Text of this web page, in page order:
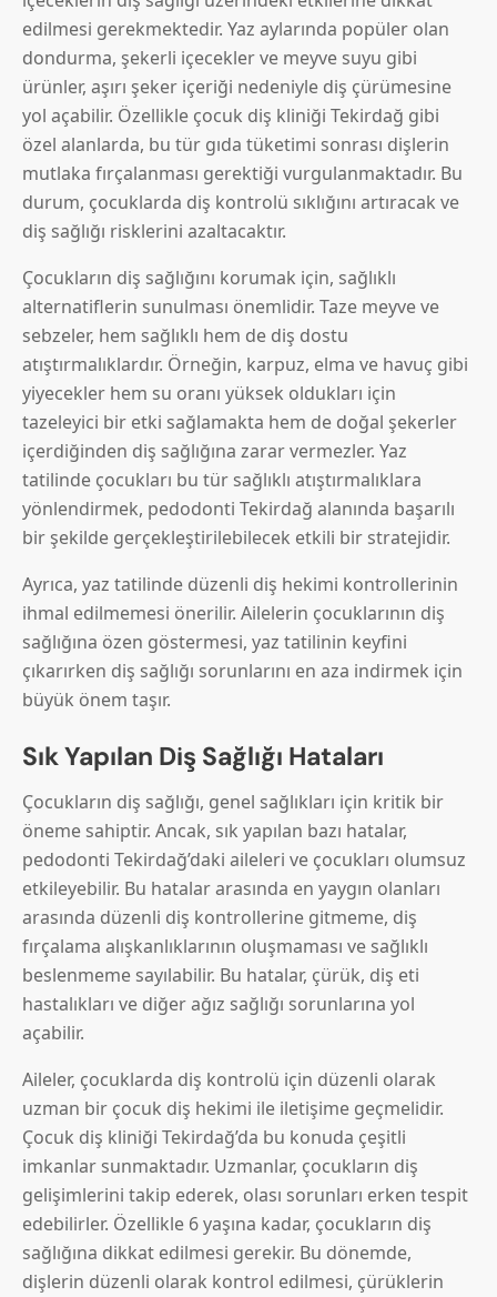
edilmesi gerekmektedir. Yaz aylarında popüler olan
dondurma, şekerli içecekler ve meyve suyu gibi
ürünler, aşırı şeker içeriği nedeniyle diş çürümesine
yol açabilir. Özellikle çocuk diş kliniği Tekirdağ gibi
özel alanlarda, bu tür gıda tüketimi sonrası dişlerin
mutlaka fırçalanması gerektiği vurgulanmaktadır. Bu
durum, çocuklarda diş kontrolü sıklığını artıracak ve
diş sağlığı risklerini azaltacaktır.
Çocukların diş sağlığını korumak için, sağlıklı
alternatiflerin sunulması önemlidir. Taze meyve ve
sebzeler, hem sağlıklı hem de diş dostu
atıştırmalıklardır. Örneğin, karpuz, elma ve havuç gibi
yiyecekler hem su oranı yüksek oldukları için
tazeleyici bir etki sağlamakta hem de doğal şekerler
içerdiğinden diş sağlığına zarar vermezler. Yaz
tatilinde çocukları bu tür sağlıklı atıştırmalıklara
yönlendirmek, pedodonti Tekirdağ alanında başarılı
bir şekilde gerçekleştirilebilecek etkili bir stratejidir.
Ayrıca, yaz tatilinde düzenli diş hekimi kontrollerinin
ihmal edilmemesi önerilir. Ailelerin çocuklarının diş
sağlığına özen göstermesi, yaz tatilinin keyfini
çıkarırken diş sağlığı sorunlarını en aza indirmek için
büyük önem taşır.
Sık Yapılan Diş Sağlığı Hataları
Çocukların diş sağlığı, genel sağlıkları için kritik bir
öneme sahiptir. Ancak, sık yapılan bazı hatalar,
pedodonti Tekirdağ’daki aileleri ve çocukları olumsuz
etkileyebilir. Bu hatalar arasında en yaygın olanları
arasında düzenli diş kontrollerine gitmeme, diş
fırçalama alışkanlıklarının oluşmaması ve sağlıklı
beslenmeme sayılabilir. Bu hatalar, çürük, diş eti
hastalıkları ve diğer ağız sağlığı sorunlarına yol
açabilir.
Aileler, çocuklarda diş kontrolü için düzenli olarak
uzman bir çocuk diş hekimi ile iletişime geçmelidir.
Çocuk diş kliniği Tekirdağ’da bu konuda çeşitli
imkanlar sunmaktadır. Uzmanlar, çocukların diş
gelişimlerini takip ederek, olası sorunları erken tespit
edebilirler. Özellikle 6 yaşına kadar, çocukların diş
sağlığına dikkat edilmesi gerekir. Bu dönemde,
dişlerin düzenli olarak kontrol edilmesi, çürüklerin